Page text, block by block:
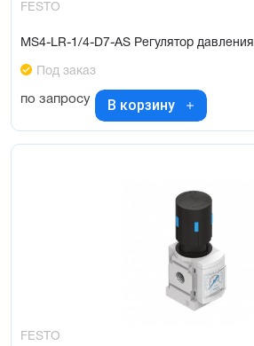
FESTO
MS4-LR-1/4-D7-AS Регулятор давления
Под заказ
по запросу В корзину
FESTO